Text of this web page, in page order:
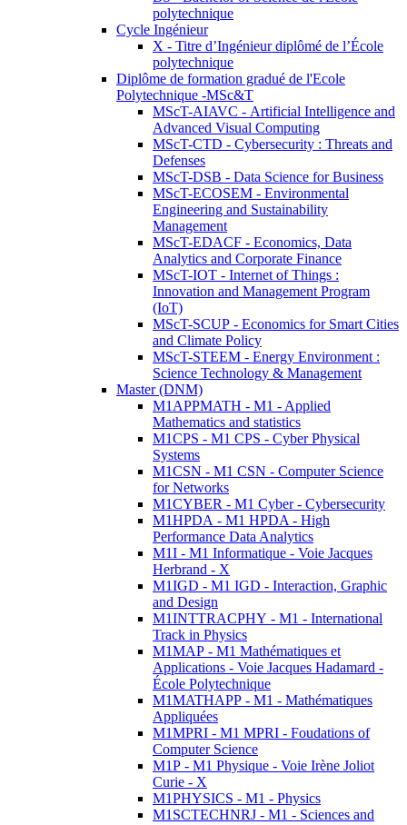
polytechnique
Cycle Ingénieur
X - Titre d’Ingénieur diplômé de l’École
polytechnique
Diplôme de formation gradué de l'Ecole
Polytechnique -MSc&T
MScT-AIAVC - Artificial Intelligence and
Advanced Visual Computing
MScT-CTD - Cybersecurity : Threats and
Defenses
MScT-DSB - Data Science for Business
MScT-ECOSEM - Environmental
Engineering and Sustainability
Management
MScT-EDACF - Economics, Data
Analytics and Corporate Finance
MScT-IOT - Internet of Things :
Innovation and Management Program
(IoT)
MScT-SCUP - Economics for Smart Cities
and Climate Policy
MScT-STEEM - Energy Environment :
Science Technology & Management
Master (DNM)
M1APPMATH - M1 - Applied
Mathematics and statistics
M1CPS - M1 CPS - Cyber Physical
Systems
M1CSN - M1 CSN - Computer Science
for Networks
M1CYBER - M1 Cyber - Cybersecurity
M1HPDA - M1 HPDA - High
Performance Data Analytics
M1I - M1 Informatique - Voie Jacques
Herbrand - X
M1IGD - M1 IGD - Interaction, Graphic
and Design
M1INTTRACPHY - M1 - International
Track in Physics
M1MAP - M1 Mathématiques et
Applications - Voie Jacques Hadamard -
École Polytechnique
M1MATHAPP - M1 - Mathématiques
Appliquées
M1MPRI - M1 MPRI - Foudations of
Computer Science
M1P - M1 Physique - Voie Irène Joliot
Curie - X
M1PHYSICS - M1 - Physics
M1SCTECHNRJ - M1 - Sciences and